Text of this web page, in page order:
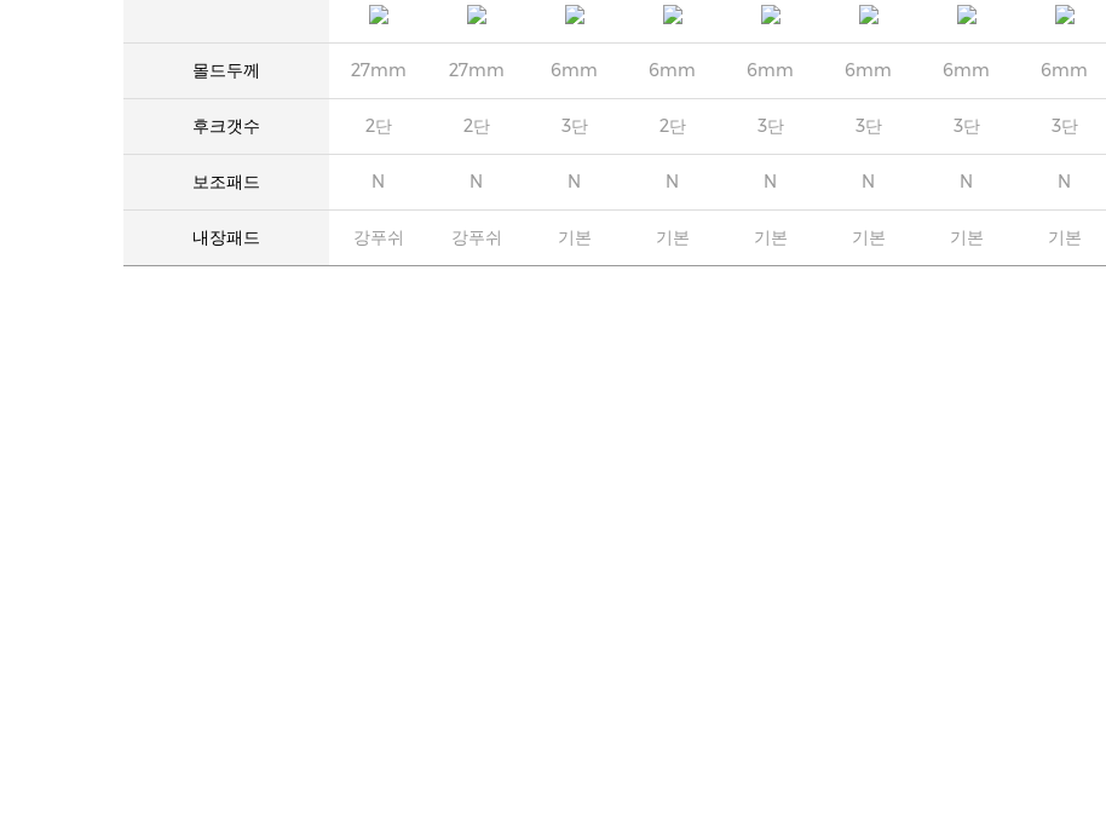
몰드두께 27mm 27mm 6mm 6mm 6mm 6mm 6mm 6mm
후크갯수 2단 2단 3단 2단 3단 3단 3단 3단
보조패드 N N N N N N N N
내장패드 강푸쉬 강푸쉬 기본 기본 기본 기본 기본 기본